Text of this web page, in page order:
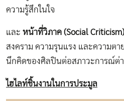
ความรู้สึกในใจ
และ หน้าที่วิภาค (Social
สงคราม ความรุนแรง และความต
นึกคิดของศิลปินต่อสภาวะการณ์ต่
ไฮไลท์ชิ้นงานในการประมูล